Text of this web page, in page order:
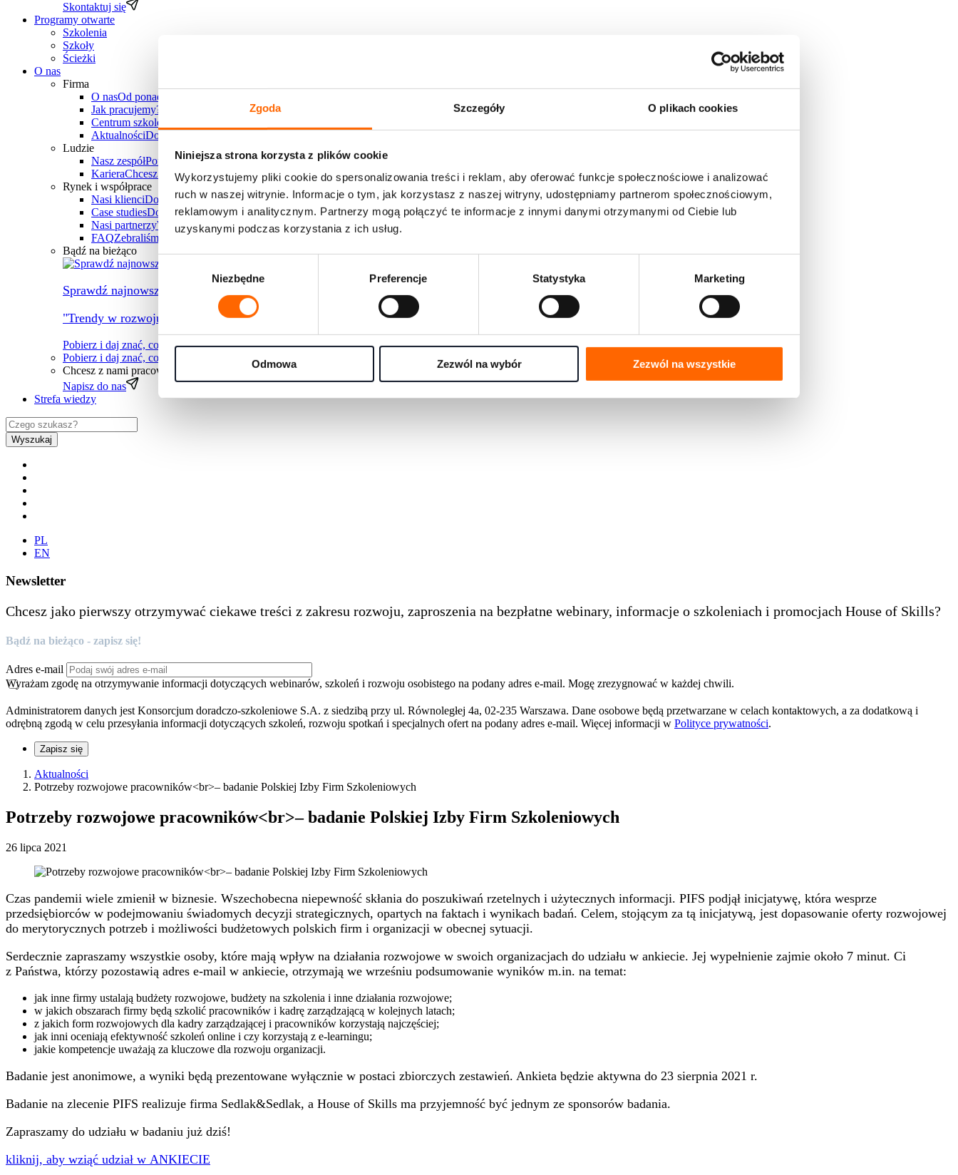
Zgoda Szczegóły O plikach cookies
Niniejsza strona korzysta z plików cookie
Wykorzystujemy pliki cookie do spersonalizowania treści i reklam, aby oferować funkcje społecznościowe i analizować
ruch w naszej witrynie. Informacje o tym, jak korzystasz z naszej witryny, udostępniamy partnerom społecznościowym,
reklamowym i analitycznym. Partnerzy mogą połączyć te informacje z innymi danymi otrzymanymi od Ciebie lub
uzyskanymi podczas korzystania z ich usług.
Wybór
Niezbędne Preferencje Statystyka Marketing
Odmowa Zezwól na wybór Zezwól na wszystkie
Skontaktuj się
Programy otwarte
Szkolenia
Szkoły
Ścieżki
O nas
Firma
O nasOd ponad 30 lat wspieramy polskie firmy w rozwoju
Jak pracujemy?
Poznaj unikalne metody pracy House of Skills
Centrum szkoleniowe
AktualnościDowiedz się, co u nas słychać
Ludzie
Nasz zespółPonad 25 doświadczonych trenerów-konsulatów w zespole stałym
KarieraChcesz do nas dołączyć? Sprawdź aktualne oferty pracy
Rynek i współprace
Nasi klienciDowiedz się, z jakimi firmami i branżami pracujemy na co dzień
Case studiesDowiedz się, jakie projekty zrealizowaliśmy i jakie przyniosły rezultaty
Nasi partnerzyWspółpracujemy z największymi firmami rozwojowymi na świecie
FAQZebraliśmy wszystkie najczęściej pojawiające się pytania w jednym miejscu
Bądź na bieżąco
Sprawdź najnowszy raport
"Trendy w rozwoju ludzi na rok 2026" przygotowany przez eksportów House of Skills
Pobierz i daj znać, co myślisz
Pobierz i daj znać, co myślisz
Chcesz z nami pracować?
Zapraszamy do kontaktu
Napisz do nas
Strefa wiedzy
Wyszukaj
PL
EN
Newsletter
Chcesz jako pierwszy otrzymywać ciekawe treści z zakresu rozwoju, zaproszenia na bezpłatne webinary, informacje o szkoleniach i promocjach House of Skills?
Bądź na bieżąco - zapisz się!
Adres e-mail
Wyrażam zgodę na otrzymywanie informacji dotyczących webinarów, szkoleń i rozwoju osobistego na podany adres e-mail. Mogę zrezygnować w każdej chwili.
Administratorem danych jest Konsorcjum doradczo-szkoleniowe S.A. z siedzibą przy ul. Równoległej 4a, 02-235 Warszawa. Dane osobowe będą przetwarzane w celach kontaktowych, a za dodatkową i
odrębną zgodą w celu przesyłania informacji dotyczących szkoleń, rozwoju spotkań i specjalnych ofert na podany adres e-mail. Więcej informacji w Polityce prywatności.
Zapisz się
Aktualności
Potrzeby rozwojowe pracowników<br>– badanie Polskiej Izby Firm Szkoleniowych
Potrzeby rozwojowe pracowników<br>– badanie Polskiej Izby Firm Szkoleniowych
26 lipca 2021
Czas pandemii wiele zmienił w biznesie. Wszechobecna niepewność skłania do poszukiwań rzetelnych i użytecznych informacji. PIFS podjął inicjatywę, która wesprze
przedsiębiorców w podejmowaniu świadomych decyzji strategicznych, opartych na faktach i wynikach badań. Celem, stojącym za tą inicjatywą, jest dopasowanie oferty rozwojowej
do merytorycznych potrzeb i możliwości budżetowych polskich firm i organizacji w obecnej sytuacji.
Serdecznie zapraszamy wszystkie osoby, które mają wpływ na działania rozwojowe w swoich organizacjach do udziału w ankiecie. Jej wypełnienie zajmie około 7 minut. Ci
z Państwa, którzy pozostawią adres e-mail w ankiecie, otrzymają we wrześniu podsumowanie wyników m.in. na temat:
jak inne firmy ustalają budżety rozwojowe, budżety na szkolenia i inne działania rozwojowe;
w jakich obszarach firmy będą szkolić pracowników i kadrę zarządzającą w kolejnych latach;
z jakich form rozwojowych dla kadry zarządzającej i pracowników korzystają najczęściej;
jak inni oceniają efektywność szkoleń online i czy korzystają z e-learningu;
jakie kompetencje uważają za kluczowe dla rozwoju organizacji.
Badanie jest anonimowe, a wyniki będą prezentowane wyłącznie w postaci zbiorczych zestawień. Ankieta będzie aktywna do 23 sierpnia 2021 r.
Badanie na zlecenie PIFS realizuje firma Sedlak&Sedlak, a House of Skills ma przyjemność być jednym ze sponsorów badania.
Zapraszamy do udziału w badaniu już dziś!
kliknij, aby wziąć udział w ANKIECIE